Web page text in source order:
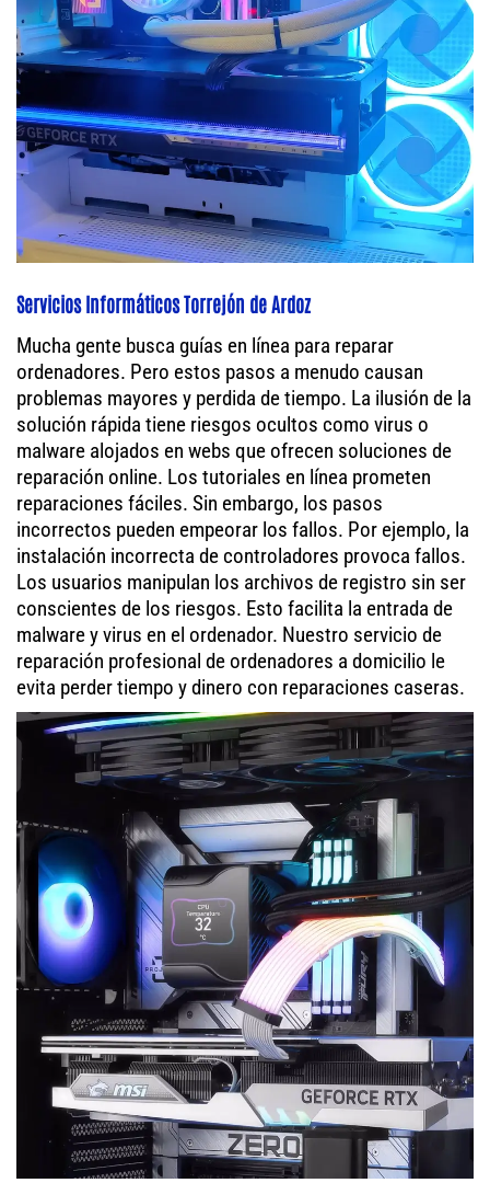
Servicios Informáticos Torrejón de Ardoz
Mucha gente busca guías en línea para reparar
ordenadores. Pero estos pasos a menudo causan
problemas mayores y perdida de tiempo. La ilusión de la
solución rápida tiene riesgos ocultos como virus o
malware alojados en webs que ofrecen soluciones de
reparación online. Los tutoriales en línea prometen
reparaciones fáciles. Sin embargo, los pasos
incorrectos pueden empeorar los fallos. Por ejemplo, la
instalación incorrecta de controladores provoca fallos.
Los usuarios manipulan los archivos de registro sin ser
conscientes de los riesgos. Esto facilita la entrada de
malware y virus en el ordenador. Nuestro servicio de
reparación profesional de ordenadores a domicilio le
evita perder tiempo y dinero con reparaciones caseras.